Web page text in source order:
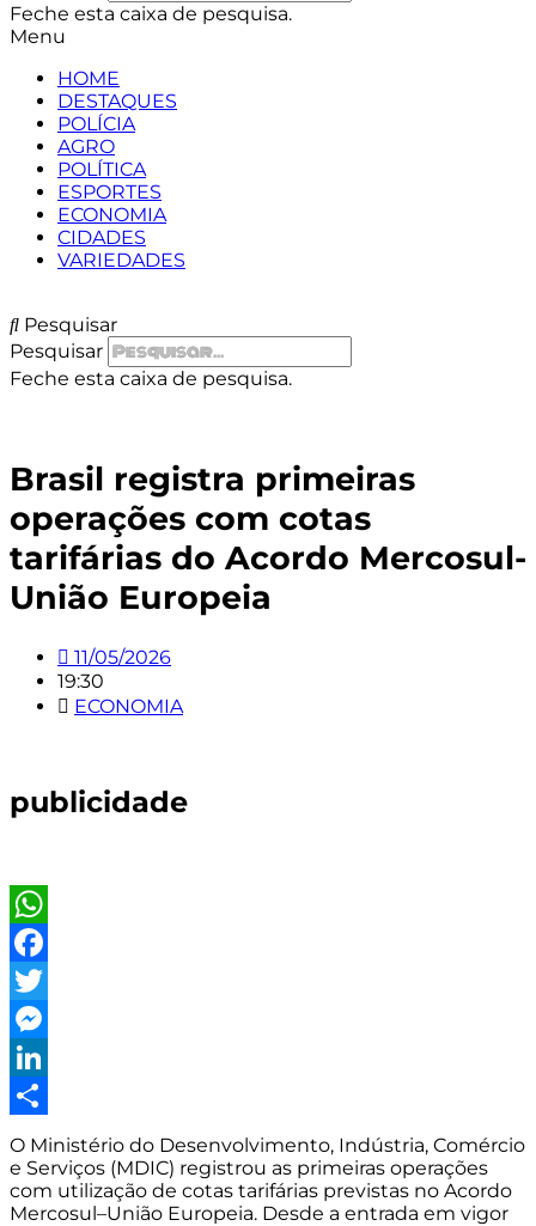
Feche esta caixa de pesquisa.
Menu
HOME
DESTAQUES
POLÍCIA
AGRO
POLÍTICA
ESPORTES
ECONOMIA
CIDADES
VARIEDADES
Pesquisar
Pesquisar
Feche esta caixa de pesquisa.
Brasil registra primeiras
operações com cotas
tarifárias do Acordo Mercosul-
União Europeia
11/05/2026
19:30
ECONOMIA
publicidade
WhatsApp
Facebook
Twitter
Messenger
LinkedIn
Share
O Ministério do Desenvolvimento, Indústria, Comércio
e Serviços (MDIC) registrou as primeiras operações
com utilização de cotas tarifárias previstas no Acordo
Mercosul–União Europeia. Desde a entrada em vigor